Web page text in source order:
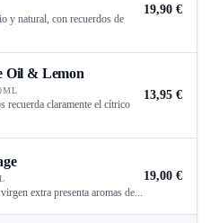
y natural, con recuerdos de
19,90 €
Oil & Lemon
recuerda claramente el cítrico
13,95 €
extra presenta aromas de...
19,00 €